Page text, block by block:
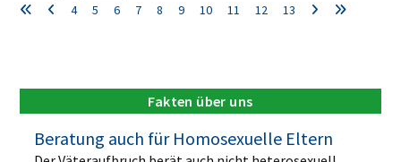
4 5 6 7 8 9 10 11 12 13
Fakten über uns
Beratung auch für Homosexuelle Eltern